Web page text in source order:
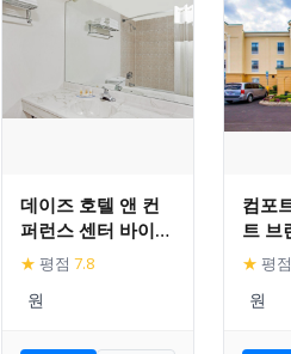
데이즈 호텔 앤 컨
퍼런스 센터 바이
윈덤 이스트 브런즈
★ 평점 7.8
컴포
트 브
★ 평점